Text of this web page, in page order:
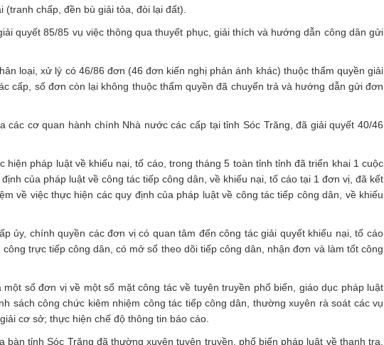
chấp, đền bù giải tỏa, đòi lại đất).
quyết 85/85 vụ việc thông qua thuyết phục, giải thích và hướng dẫn công dân gửi
loại, xử lý có 46/86 đơn (46 đơn kiến nghị phản ánh khác) thuộc thẩm quyền giải
cấp, số đơn còn lại không thuộc thẩm quyền đã chuyển trả và hướng dẫn gửi đơn
cơ quan hành chính Nhà nước các cấp tại tỉnh Sóc Trăng, đã giải quyết 40/46
hiện pháp luật về khiếu nại, tố cáo, trong tháng 5 toàn tỉnh tỉnh đã triển khai 1 cuộc
của pháp luật về công tác tiếp công dân, về khiếu nại, tố cáo tại 1 đơn vị, đã kết
về việc thực hiện các quy định của pháp luật về công tác tiếp công dân, về khiếu
ủy, chính quyền các đơn vị có quan tâm đến công tác giải quyết khiếu nại, tố cáo
trực tiếp công dân, có mở sổ theo dõi tiếp công dân, nhận đơn và làm tốt công
số đơn vị về một số mặt công tác về tuyên truyền phổ biến, giáo dục pháp luật
sách công chức kiêm nhiệm công tác tiếp công dân, thường xuyên rà soát các vụ
cơ sở; thực hiện chế độ thông tin báo cáo.
tỉnh Sóc Trăng đã thường xuyên tuyên truyền, phổ biến pháp luật về thanh tra,